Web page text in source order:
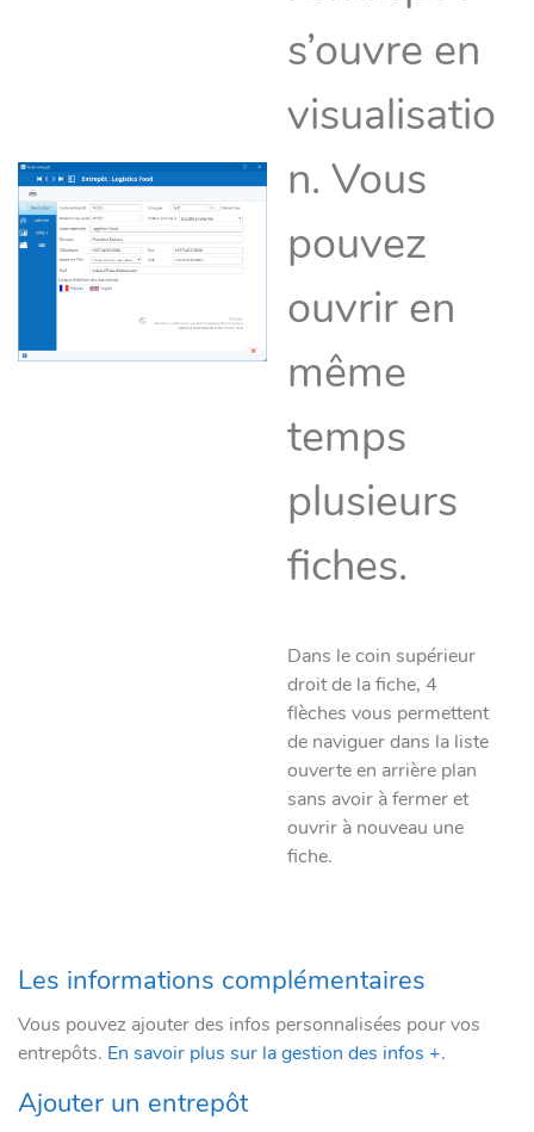
s’ouvre en
visualisatio
n. Vous
pouvez
ouvrir en
même
temps
plusieurs
fiches.
Dans le coin supérieur
droit de la fiche, 4
flèches vous permettent
de naviguer dans la liste
ouverte en arrière plan
sans avoir à fermer et
ouvrir à nouveau une
fiche.
Les informations complémentaires
Vous pouvez ajouter des infos personnalisées pour vos
entrepôts. En savoir plus sur la gestion des infos +.
Ajouter un entrepôt